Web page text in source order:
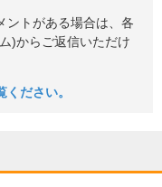
ントがある場合は、各
)からご返信いただけ
ださい。